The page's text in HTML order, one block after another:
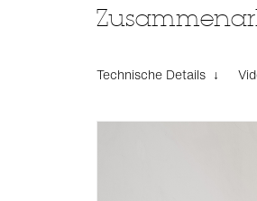
Technische Details ↓